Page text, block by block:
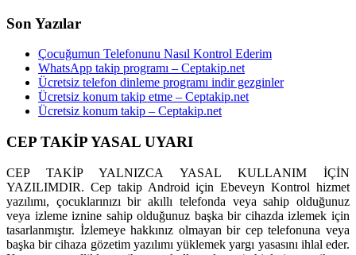
Son Yazılar
Çocuğumun Telefonunu Nasıl Kontrol Ederim
WhatsApp takip programı – Ceptakip.net
Ücretsiz telefon dinleme programı indir gezginler
Ücretsiz konum takip etme – Ceptakip.net
Ücretsiz konum takip – Ceptakip.net
CEP TAKİP YASAL UYARI
CEP TAKİP YALNIZCA YASAL KULLANIM İÇİN
YAZILIMDIR. Cep takip Android için Ebeveyn Kontrol hizmet
yazılımı, çocuklarınızı bir akıllı telefonda veya sahip olduğunuz
veya izleme iznine sahip olduğunuz başka bir cihazda izlemek için
tasarlanmıştır. İzlemeye hakkınız olmayan bir cep telefonuna veya
başka bir cihaza gözetim yazılımı yüklemek yargı yasasını ihlal eder.